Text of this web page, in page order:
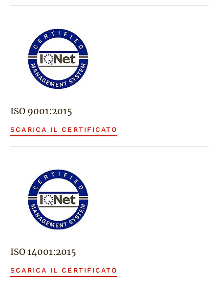
ISO 9001:2015
SCARICA IL CERTIFICATO
ISO 14001:2015
SCARICA IL CERTIFICATO